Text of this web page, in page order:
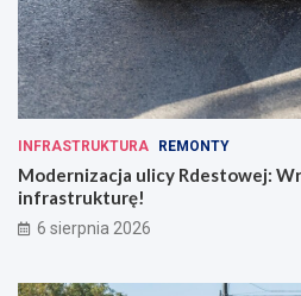
INFRASTRUKTURA REMONTY
Modernizacja ulicy Rdestowej:
infrastrukturę!
6 sierpnia 2026